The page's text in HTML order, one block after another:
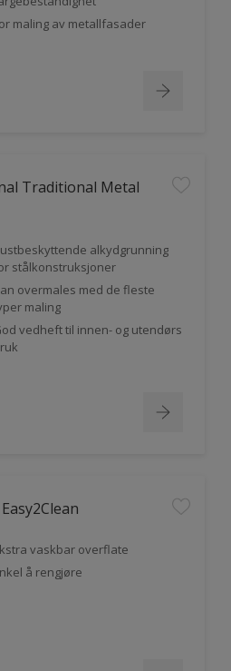
maling av metallfasader
Traditional Metal
alkydgrunning
stålkonstruksjoner
overmales med de fleste
maling
vedheft til innen- og utendørs
vaskbar overflate
å rengjøre